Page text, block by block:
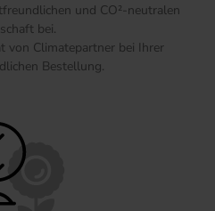
und CO²-neutralen
bei.
von Climatepartner bei Ihrer
Bestellung.